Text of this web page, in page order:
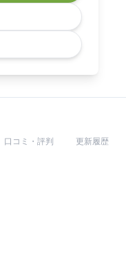
口コミ・評判 更新履歴